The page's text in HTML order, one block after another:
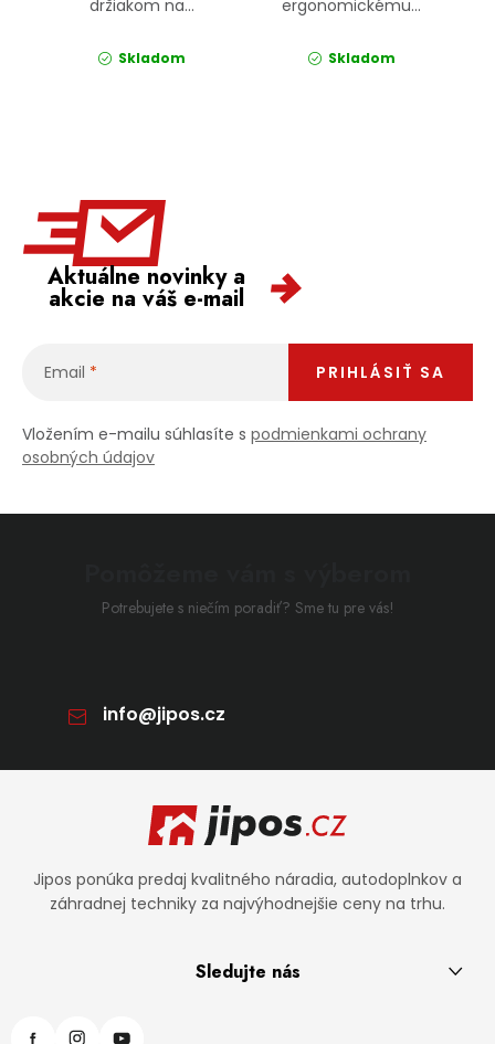
držiakom na...
Skladom
ergonomickému...
Skladom
Aktuálne novinky a
akcie na váš e-mail
Email
Vložením e-mailu súhlasíte s podmienkami ochrany
osobných údajov
PRIHLÁSIŤ SA
Potrebujete s niečím poradiť? Sme tu pre vás!
info@jipos.cz
Zápätie
Jipos ponúka predaj kvalitného náradia, autodoplnkov a
záhradnej techniky za najvýhodnejšie ceny na trhu.
Sledujte nás